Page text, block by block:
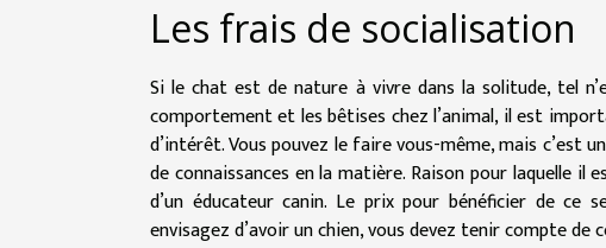
Les frais de socialisation
Si le chat est de nature à vivre dans la solitude, tel
comportement et les bêtises chez l’animal, il est
d’intérêt. Vous pouvez le faire vous-même, mais c’est
de connaissances en la matière. Raison pour laquelle il
d’un éducateur canin. Le prix pour bénéficier de ce
envisagez d’avoir un chien, vous devez tenir compte